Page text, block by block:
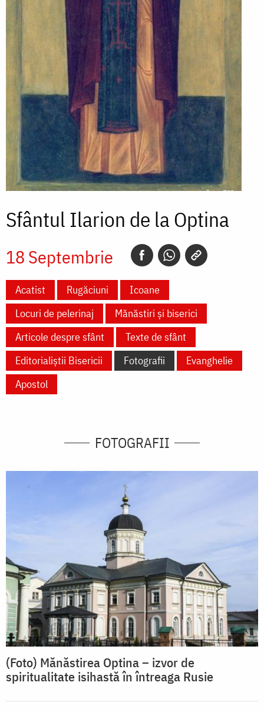
Sfântul Ilarion de la Optina
18 Septembrie
Acatist Rugăciuni
Icoane
Locuri de pelerinaj
Mănăstiri și biserici
Articole despre sfânt
Texte de sfânt
Editorialiștii Bisericii
Fotografii
Evanghelie
Apostol
FOTOGRAFII
(Foto) Mănăstirea Optina – izvor de
spiritualitate isihastă în întreaga Rusie